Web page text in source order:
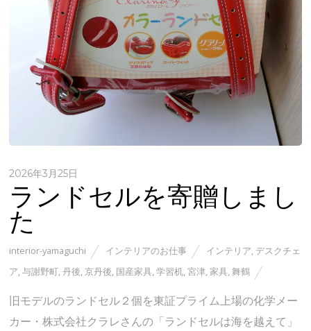
2026年3月25日
ランドセルを寄贈しまし
た
interior-yamaguchi インテリアのお仕事 インテリア, デスクチェ
ア,与謝野町,丹後,京丹後, 国産家具,学習机,宮津,家具,舞鶴
旧モデルのランドセル２個を東証プライム上場の化学メー
カー・株式会社クラレさんの「ランドセルは海を越えて」